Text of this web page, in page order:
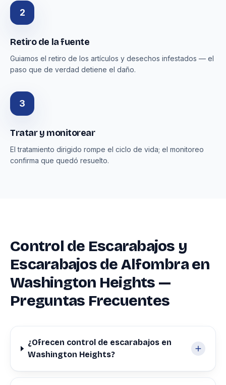
2
Retiro de la fuente
Guiamos el retiro de los artículos y desechos infestados — el
paso que de verdad detiene el daño.
3
Tratar y monitorear
El tratamiento dirigido rompe el ciclo de vida; el monitoreo
confirma que quedó resuelto.
Control de Escarabajos y
Escarabajos de Alfombra en
Washington Heights —
Preguntas Frecuentes
¿Ofrecen control de escarabajos en
Washington Heights?